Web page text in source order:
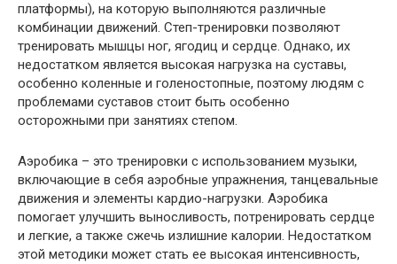
платформы), на которую выполняются различные
комбинации движений. Степ-тренировки позволяют
тренировать мышцы ног, ягодиц и сердце. Однако, их
недостатком является высокая нагрузка на суставы,
особенно коленные и голеностопные, поэтому людям с
проблемами суставов стоит быть особенно
осторожными при занятиях степом.
Аэробика – это тренировки с использованием музыки,
включающие в себя аэробные упражнения, танцевальные
движения и элементы кардио-нагрузки. Аэробика
помогает улучшить выносливость, потренировать сердце
и легкие, а также сжечь излишние калории. Недостатком
этой методики может стать ее высокая интенсивность,